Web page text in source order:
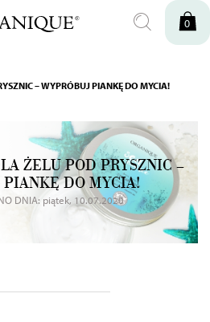
0
– WYPRÓBUJ PIANKĘ DO MYCIA!
ŻELU POD PRYSZNIC –
PIANKĘ DO MYCIA!
DNIA: piątek, 10.07.2020